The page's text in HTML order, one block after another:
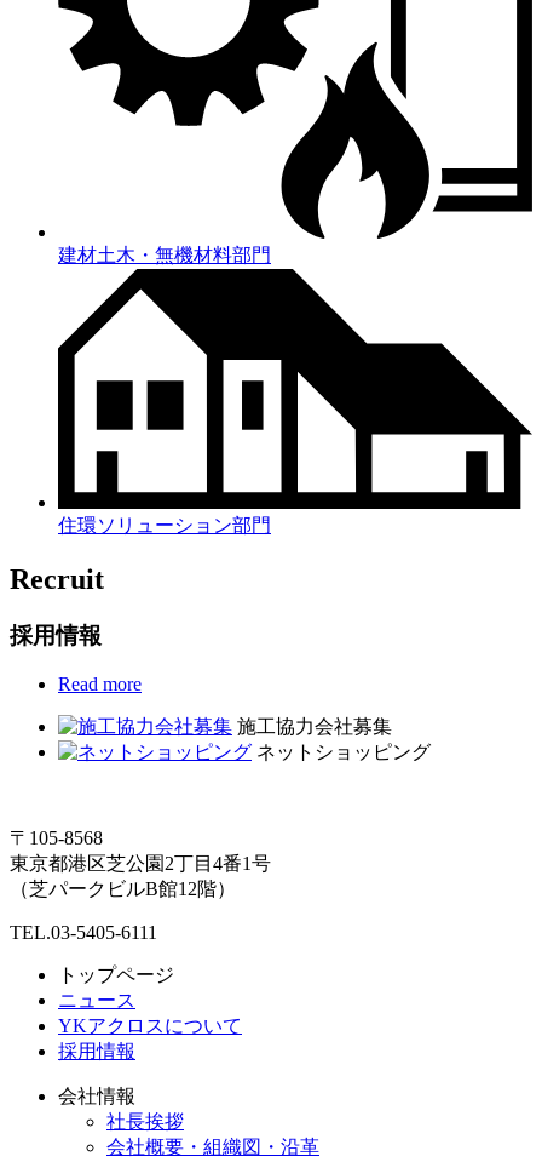
建材土木・無機材料部門
住環ソリューション部門
Recruit
採用情報
Read more
施工協力会社募集
ネットショッピング
〒105-8568
東京都港区芝公園2丁目4番1号
（芝パークビルB館12階）
TEL.03-5405-6111
トップページ
ニュース
YKアクロスについて
採用情報
会社情報
社長挨拶
会社概要・組織図・沿革